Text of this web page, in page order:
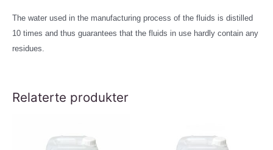
The water used in the manufacturing process of the fluids is distilled
10 times and thus guarantees that the fluids in use hardly contain any
residues.
Relaterte produkter